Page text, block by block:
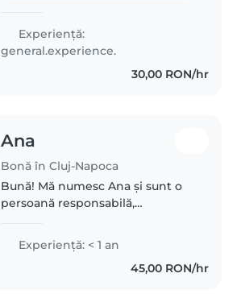
Experienţă:
general.experience.
30,00 RON/hr
Ana
Bonă în Cluj-Napoca
Bună! Mă numesc Ana și sunt o
persoană responsabilă,
bucură să lucreze cu copiii. Îmi
place să creez un mediu sigur,
cald și plăcut pentru copii, în..
Experienţă: < 1 an
45,00 RON/hr